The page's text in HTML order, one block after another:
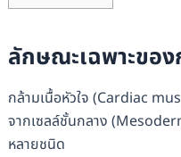
ลักษณะเฉพาะของ
กล้ามเนื้อหัวใจ (Cardiac
จากเซลล์ชั้นกลาง
หลายชนิด